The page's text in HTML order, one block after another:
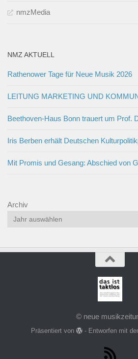
nmzMedia
NMZ AKTUELL
Rathenower Tage für Neue Musik 2026
LEITUNG MARKETING UND
Beethoven-Haus Bonn trauert um Prof.
Iris Berben erhält Deutschen
Mit Promis und Gesang: Abschied von
Archiv
© neue
Präsentiert von - Entworfen mit